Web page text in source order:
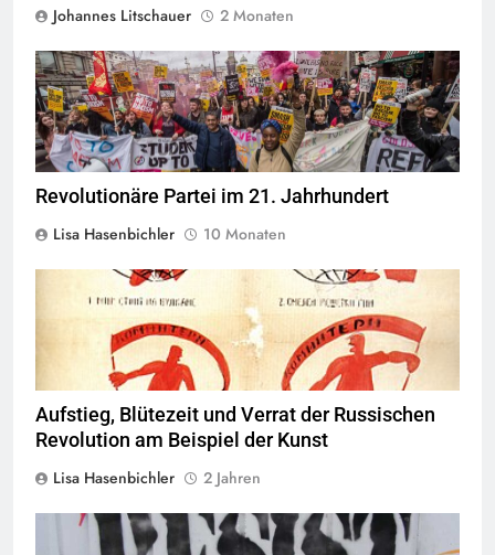
Johannes Litschauer
2 Monaten
© socialistworker.co.uk
Revolutionäre Partei im 21. Jahrhundert
Lisa Hasenbichler
10 Monaten
© ROSTA-Plakatdesigns von Wladimir Majakowski, Public
Aufstieg, Blütezeit und Verrat der Russischen
Revolution am Beispiel der Kunst
Lisa Hasenbichler
2 Jahren
© eirigipics